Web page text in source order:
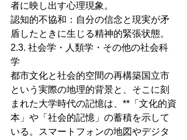
者に映し出す心理現象。
認知的不協和：自分の信念と現実が矛
盾したときに生じる精神的緊張状態。
2.3. 社会学・人類学・その他の社会科
学
都市文化と社会的空間の再構築国立市
という実際の地理的背景と、そこに刻
まれた大学時代の記憶は、**「文化的資
本」や「社会的記憶」の蓄積を示して
いる。スマートフォンの地図やデジタ